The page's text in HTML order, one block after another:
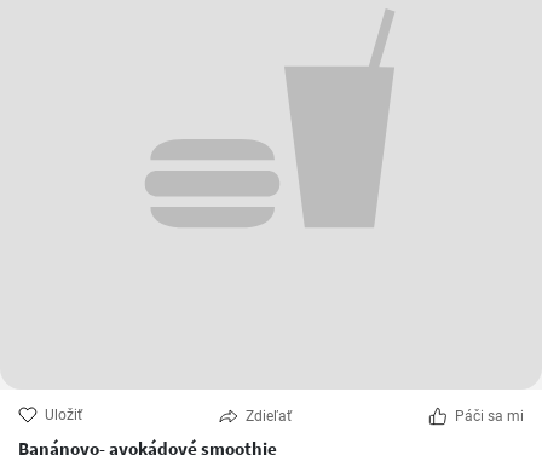
Uložiť Zdieľať Páči sa mi
Banánovo- avokádové smoothie